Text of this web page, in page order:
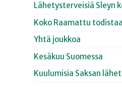
Lähetysterveisiä Sleyn
Koko Raamattu
Yhtä joukkoa
Kesäkuu Suomessa
Kuulumisia Saksan